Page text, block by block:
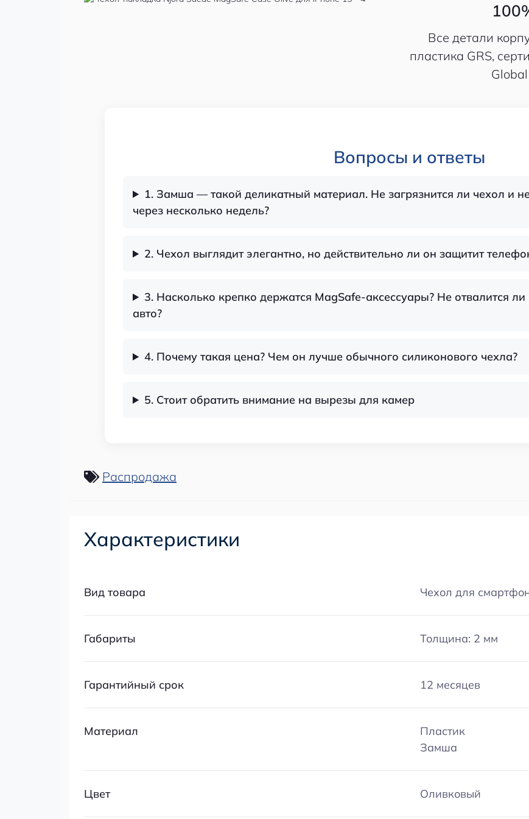
Все детали
пластика GRS,
Вопросы и ответы
1. Замша — такой деликатный материал. Не загрязнится ли чехол и
через несколько недель?
2. Чехол выглядит элегантно, но действительно ли он защитит
3. Насколько крепко держатся MagSafe-аксессуары? Не отвалится
авто?
4. Почему такая цена? Чем он лучше обычного силиконового чехла?
5. Стоит обратить внимание на вырезы для камер
Распродажа
Характеристики
Вид товара Чехол для
Габариты Толщина: 2 мм
Гарантийный срок 12 месяцев
Материал
Пластик
Замша
Цвет Оливковый